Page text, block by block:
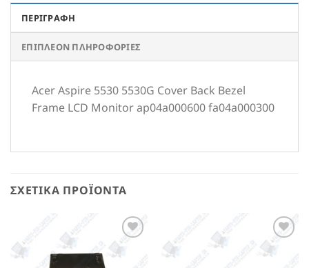
ΠΕΡΙΓΡΑΦΉ
ΕΠΙΠΛΈΟΝ ΠΛΗΡΟΦΟΡΊΕΣ
Acer Aspire 5530 5530G Cover Back Bezel
Frame LCD Monitor ap04a000600 fa04a000300
ΣΧΕΤΙΚΆ ΠΡΟΪΌΝΤΑ
Add to
Wishlist
Add to
Wishlist